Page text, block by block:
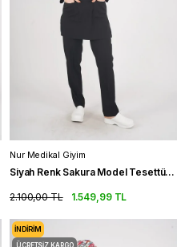
Nur Medikal Giyim
Siyah Renk Sakura Model Tesettür Doktor Hemşire Scrubs Üniforma Takımı
1.549,99 TL
2.100,00 TL
İNDIRIM
ÜCRETSIZ KARGO